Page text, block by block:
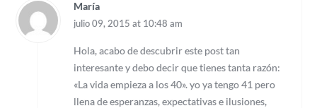
María
julio 09, 2015 at 10:48 am
Hola, acabo de descubrir este post tan
interesante y debo decir que tienes tanta razón:
«La vida empieza a los 40». yo ya tengo 41 pero
llena de esperanzas, expectativas e ilusiones,